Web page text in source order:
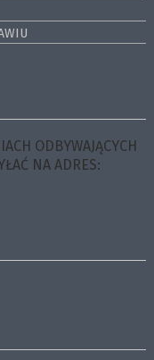
ODBYWAJĄCYCH
NA ADRES: